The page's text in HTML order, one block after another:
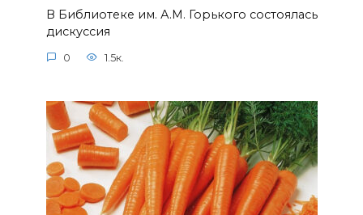
В Библиотеке им. А.М. Горького состоялась
дискуссия
0 1.5к.